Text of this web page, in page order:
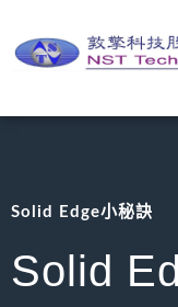
Solid Edge小秘訣
Solid